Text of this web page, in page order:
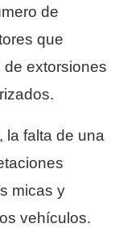
de
que
extorsiones
la falta de una
micas y
vehículos.